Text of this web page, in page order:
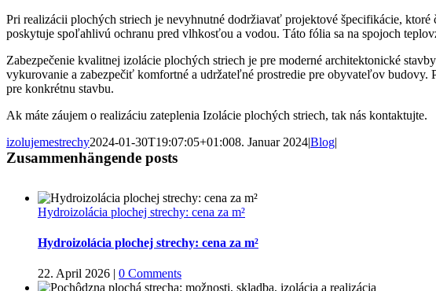
Pri realizácii plochých striech je nevyhnutné dodržiavať projektové špecifikácie,
poskytuje spoľahlivú ochranu pred vlhkosťou a vodou. Táto fólia sa na spojoch
Zabezpečenie kvalitnej izolácie plochých striech je pre moderné architektonické
vykurovanie a zabezpečiť komfortné a udržateľné prostredie pre obyvateľov
pre konkrétnu stavbu.
Ak máte záujem o realizáciu zateplenia Izolácie plochých striech, tak nás kontaktujte.
izolujemestrechy2024-01-30T19:07:05+01:008. Januar 2024|Blog|
Zusammenhängende posts
Hydroizolácia plochej strechy: cena za m²
Hydroizolácia plochej strechy: cena za m²
22. April 2026 | 0 Comments